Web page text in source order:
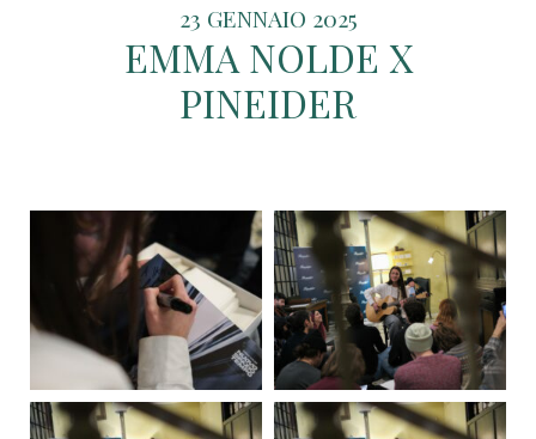
23 GENNAIO 2025
EMMA NOLDE X
PINEIDER